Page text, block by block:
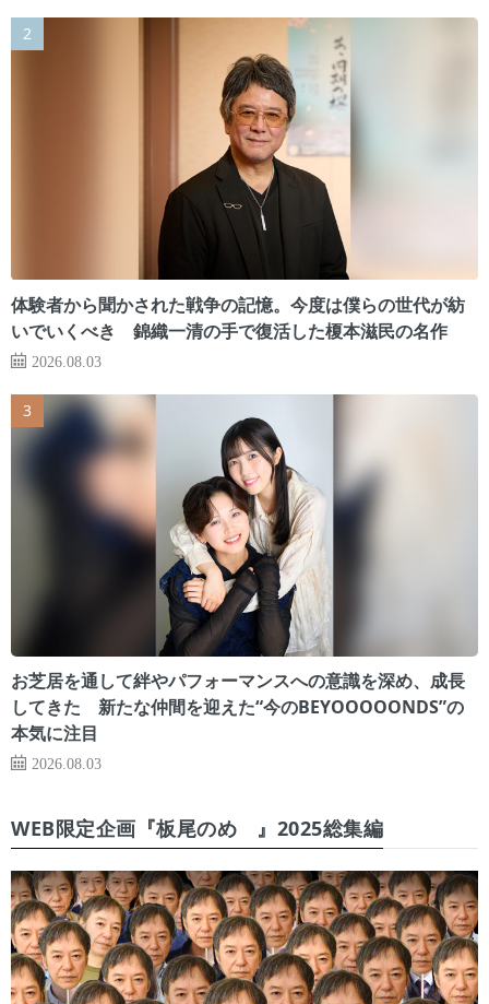
体験者から聞かされた戦争の記憶。今度は僕らの世代が紡
いでいくべき 錦織一清の手で復活した榎本滋民の名作
2026.08.03
お芝居を通して絆やパフォーマンスへの意識を深め、成長
してきた 新たな仲間を迎えた“今のBEYOOOOONDS”の
本気に注目
2026.08.03
WEB限定企画『板尾のめ゙』2025総集編